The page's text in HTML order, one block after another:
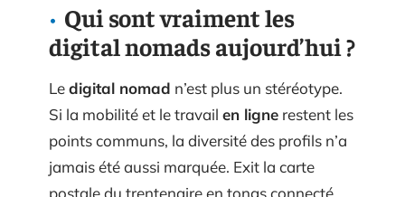
Qui sont vraiment les
digital nomads aujourd’hui ?
Ledigital nomad n’est plus un stéréotype.
Si la mobilité et le travail en ligne restent les
points communs, la diversité des profils n’a
jamais été aussi marquée. Exit la carte
postale du trentenaire en tongs connecté